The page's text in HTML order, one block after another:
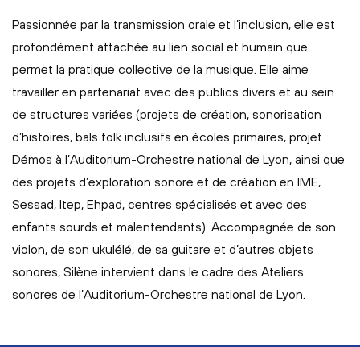
Passionnée par la transmission orale et l’inclusion, elle est
profondément attachée au lien social et humain que
permet la pratique collective de la musique. Elle aime
travailler en partenariat avec des publics divers et au sein
de structures variées (projets de création, sonorisation
d’histoires, bals folk inclusifs en écoles primaires, projet
Démos à l’Auditorium-Orchestre national de Lyon, ainsi que
des projets d’exploration sonore et de création en IME,
Sessad, Itep, Ehpad, centres spécialisés et avec des
enfants sourds et malentendants). Accompagnée de son
violon, de son ukulélé, de sa guitare et d’autres objets
sonores, Silène intervient dans le cadre des Ateliers
sonores de l’Auditorium-Orchestre national de Lyon.